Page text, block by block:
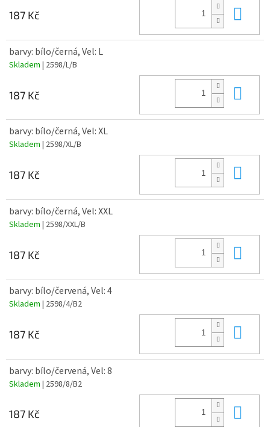
187 Kč
barvy: bílo/černá, Vel: L
Skladem | 2598/L/B
187 Kč
barvy: bílo/černá, Vel: XL
Skladem | 2598/XL/B
187 Kč
barvy: bílo/černá, Vel: XXL
Skladem | 2598/XXL/B
187 Kč
barvy: bílo/červená, Vel: 4
Skladem | 2598/4/B2
187 Kč
barvy: bílo/červená, Vel: 8
Skladem | 2598/8/B2
187 Kč